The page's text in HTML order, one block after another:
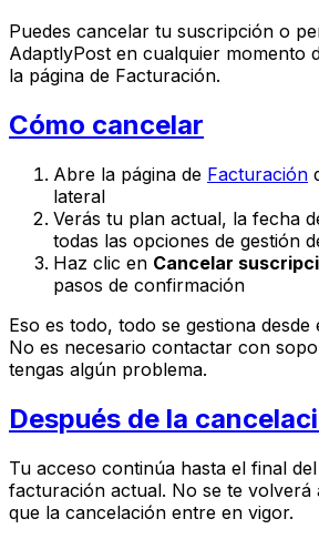
Puedes cancelar tu suscripción o
AdaptlyPost en cualquier momento
la página de Facturación.
Cómo cancelar
Abre la página de Facturación
lateral
Verás tu plan actual, la fecha
todas las opciones de gestión
Haz clic en Cancelar
pasos de confirmación
Eso es todo, todo se gestiona desde
No es necesario contactar con
tengas algún problema.
Después de la
Tu acceso continúa hasta el final
facturación actual. No se te
que la cancelación entre en vigor.